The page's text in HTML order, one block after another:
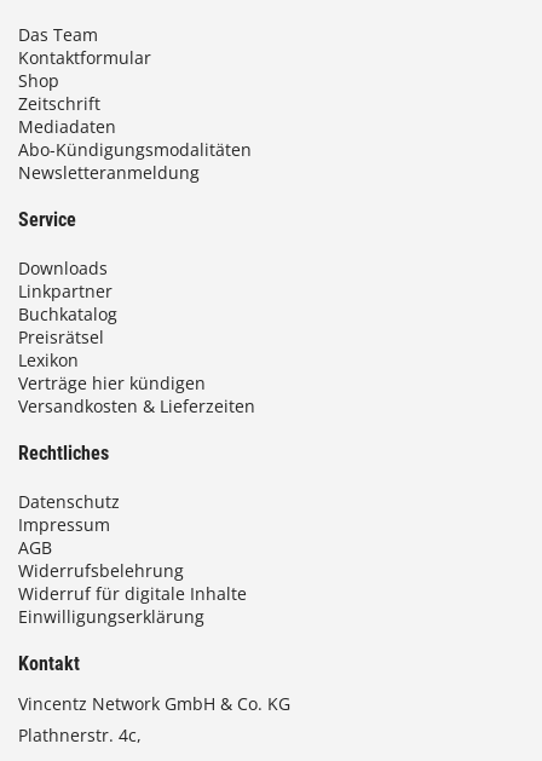
Das Team
Kontaktformular
Shop
Zeitschrift
Mediadaten
Abo-Kündigungsmodalitäten
Newsletteranmeldung
Service
Downloads
Linkpartner
Buchkatalog
Preisrätsel
Lexikon
Verträge hier kündigen
Versandkosten & Lieferzeiten
Rechtliches
Datenschutz
Impressum
AGB
Widerrufsbelehrung
Widerruf für digitale Inhalte
Einwilligungserklärung
Kontakt
Vincentz Network GmbH & Co. KG
Plathnerstr. 4c,